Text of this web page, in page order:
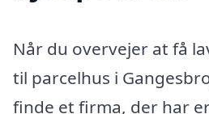
Når du overvejer at få
til parcelhus i
finde et firma, der har